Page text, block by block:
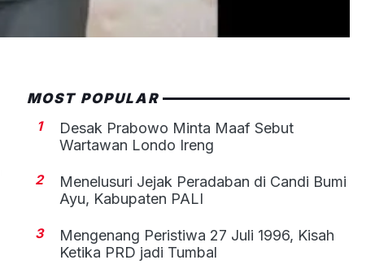
MOST POPULAR
1
Desak Prabowo Minta Maaf Sebut
Wartawan Londo Ireng
2
Menelusuri Jejak Peradaban di Candi Bumi
Ayu, Kabupaten PALI
3
Mengenang Peristiwa 27 Juli 1996, Kisah
Ketika PRD jadi Tumbal